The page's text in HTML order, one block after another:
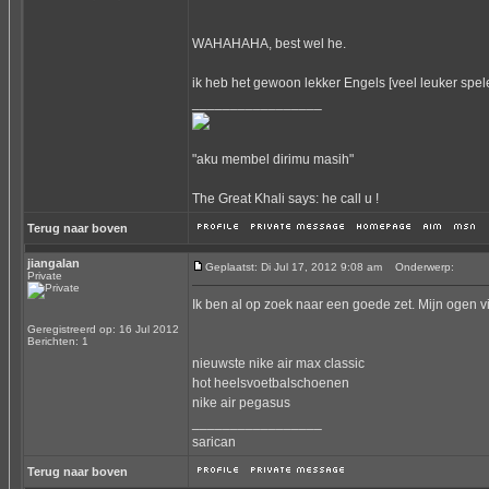
WAHAHAHA, best wel he.
ik heb het gewoon lekker Engels [veel leuker
"aku membel dirimu masih"
The Great Khali says: he call u !
Terug naar boven
jiangalan
Private
Geregistreerd op: 16 Jul 2012
Berichten: 1
Geplaatst: Di Jul 17, 2012 9:08 am Onderwerp:
Ik ben al op zoek naar een goede zet. Mijn
nieuwste nike air max classic
hot heelsvoetbalschoenen
nike air pegasus
sarican
Terug naar boven